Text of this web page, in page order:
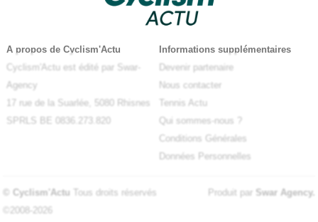
A propos de Cyclism'Actu
Cyclism'Actu est édité par Swar-
Agency
17 rue de la Suarlée, 5080 Rhisnes
SPRLS BE 0836.273.820
Informations supplémentaires
Devenir partenaire
Nous contacter
Tennis Actu
Qui sommes-nous ?
Conditions Générales
Données Personnelles
© Cyclism'Actu Tous droits réservés
©2008-2026
Produit par Swar Agency.